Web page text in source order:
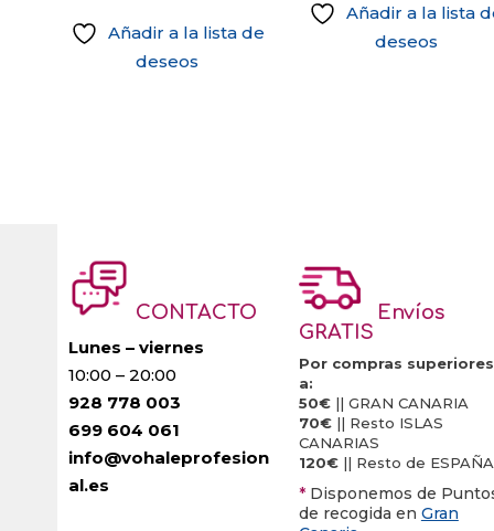
Añadir a la lista de
deseos
Añadir a la lista
deseos
CONTACTO
Lunes – viernes
10:00 – 20:00
928 778 003
699 604 061
info@vohaleprofesion
al.es
Envíos
GRATIS
Por compras superiores
a:
50€|| GRAN CANARIA
70€|| Resto ISLAS
CANARIAS
120€|| Resto de ESPAÑA
* Disponemos de
de recogida en Gran